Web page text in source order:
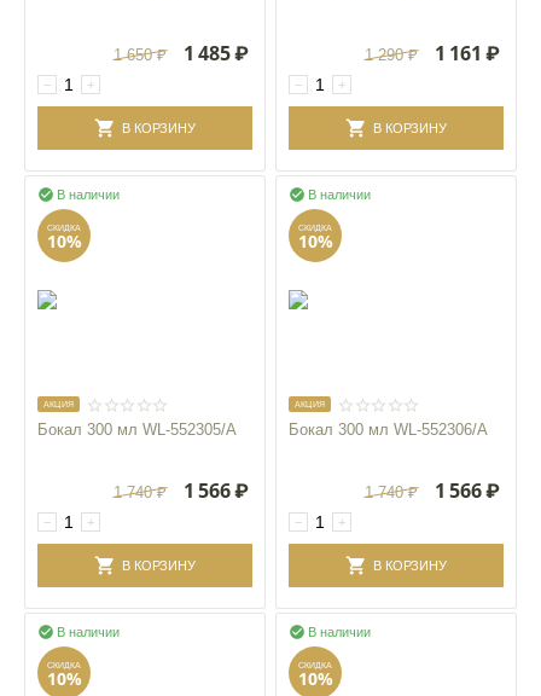
+
−
1 650 ₽ 1 485₽
В КОРЗИНУ
+
−
1 290 ₽ 1 161 ₽
В КОРЗИНУ
В наличии

СКИДКА
10%
AКЦИЯ
Бокал 300 мл WL‑552305/A
+
−
1 740 ₽ 1 566₽
В КОРЗИНУ
В наличии

СКИДКА
10%
AКЦИЯ
Бокал 300 мл WL‑552306/A
+
−
1 740 ₽ 1 566₽
В КОРЗИНУ
В наличии

СКИДКА
10%
В наличии

СКИДКА
10%